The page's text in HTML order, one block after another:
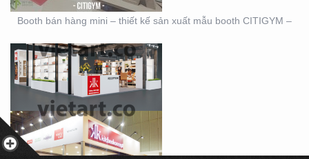
Booth bán hàng mini – thiết kế sản xuất mẫu booth CITIGYM –
CÁCH TẠO RA THIẾT KẾ
GRADIENT HOÀN HẢO